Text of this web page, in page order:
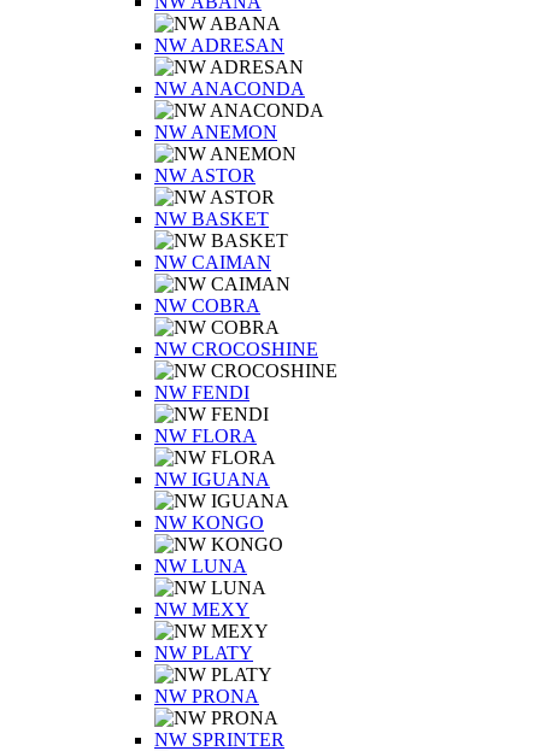
NW ADRESAN
NW ANACONDA
NW ANEMON
NW ASTOR
NW BASKET
NW CAIMAN
NW COBRA
NW CROCOSHINE
NW FENDI
NW FLORA
NW IGUANA
NW KONGO
NW LUNA
NW MEXY
NW PLATY
NW PRONA
NW SPRINTER